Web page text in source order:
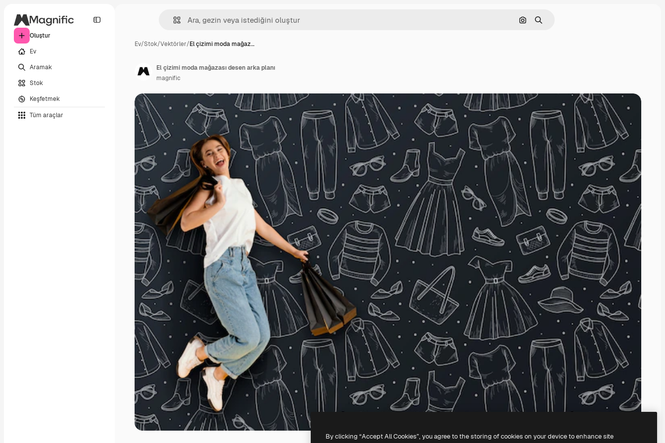
Oluştur
Ev
Aramak
Stok
Keşfetmek
Tüm araçlar
Görüntüyle ara
Aramak
Ev/Stok/Vektörler/El çizimi moda mağaz…
El çizimi moda mağazası desen arka planı
magnific
By clicking “Accept All Cookies”, you agree to the storing of cookies on your device to enhance site